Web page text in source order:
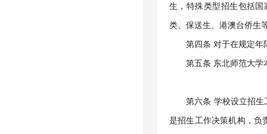
生，特殊类型招生包括
类、保送生、港澳台侨生
第四条 对于在规定年
第五条 东北师范大学
第六条 学校设立招
是招生工作决策机构，负